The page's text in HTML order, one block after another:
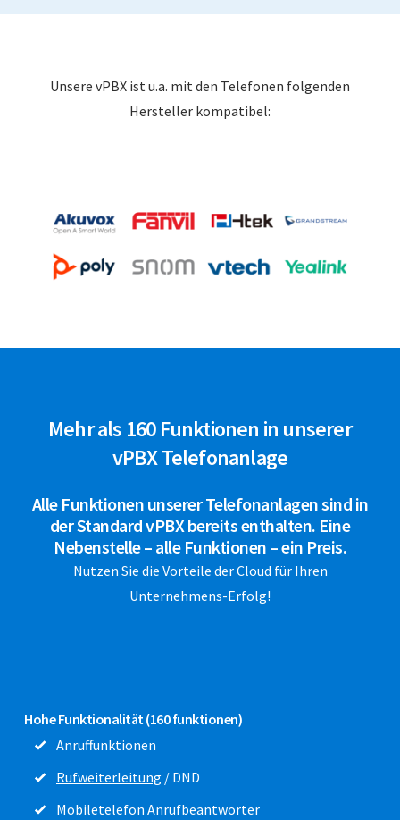
Unsere vPBX ist u.a. mit den Telefonen folgenden
Hersteller kompatibel:
Mehr als 160 Funktionen in unserer
vPBX Telefonanlage
Alle Funktionen unserer Telefonanlagen sind in
der Standard vPBX bereits enthalten. Eine
Nebenstelle – alle Funktionen – ein Preis.
Nutzen Sie die Vorteile der Cloud für Ihren
Unternehmens-Erfolg!
Hohe Funktionalität (160 funktionen)
Anruffunktionen
Rufweiterleitung / DND
Mobiletelefon Anrufbeantworter